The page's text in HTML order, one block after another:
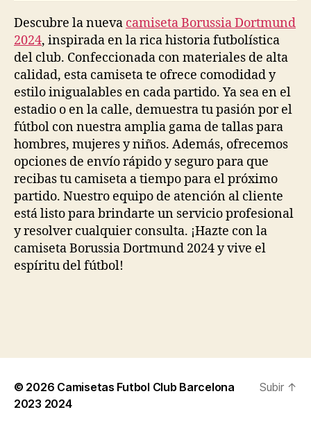
Descubre la nueva camiseta Borussia Dortmund
2024, inspirada en la rica historia futbolística
del club. Confeccionada con materiales de alta
calidad, esta camiseta te ofrece comodidad y
estilo inigualables en cada partido. Ya sea en el
estadio o en la calle, demuestra tu pasión por el
fútbol con nuestra amplia gama de tallas para
hombres, mujeres y niños. Además, ofrecemos
opciones de envío rápido y seguro para que
recibas tu camiseta a tiempo para el próximo
partido. Nuestro equipo de atención al cliente
está listo para brindarte un servicio profesional
y resolver cualquier consulta. ¡Hazte con la
camiseta Borussia Dortmund 2024 y vive el
espíritu del fútbol!
© 2026 Camisetas Futbol Club Barcelona
2023 2024
Subir ↑